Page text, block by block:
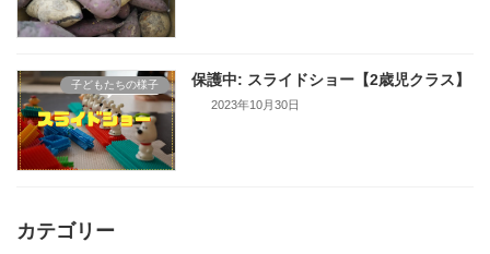
子どもたちの様子 保護中: スライドショー【2歳児クラス】
2023年10月30日
カテゴリー